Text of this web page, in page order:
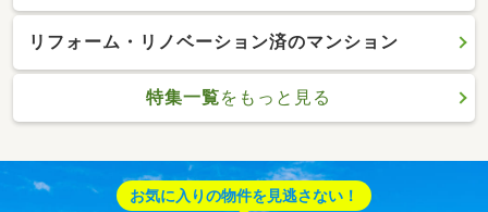
リフォーム・リノベーション済のマンション
特集一覧をもっと見る
お気に入りの物件を見逃さない！